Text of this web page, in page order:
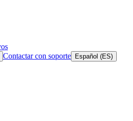
Contactar con soporte Español (ES)